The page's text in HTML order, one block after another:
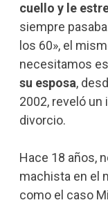
cuello y le
siempre
los 60», el
necesitamos
su esposa,
2002, reveló
divorcio.
Hace 18 años,
machista en el
como el caso